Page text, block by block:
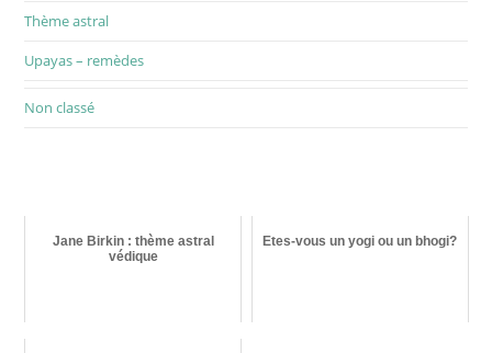
Thème astral
Upayas – remèdes
Non classé
Jane Birkin : thème astral
védique
Etes-vous un yogi ou un bhogi?